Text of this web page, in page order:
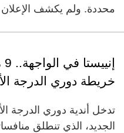
محددة. ولم يكشف الإعلان
خريطة دوري الدرجة
تدخل أندية دوري الدرجة